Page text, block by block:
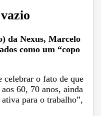
da Nexus, Marcelo
como um “copo
celebrar o fato de que
60, 70 anos, ainda
para o trabalho”,